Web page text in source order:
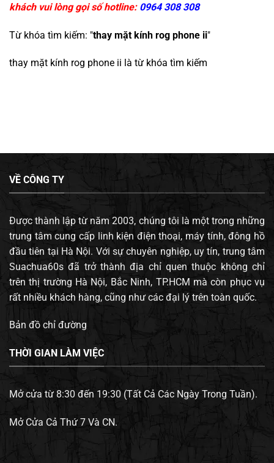
khách vui lòng gọi số hotline: 0964 308 308
Từ khóa tìm kiếm: "thay mặt kính rog phone ii"
thay mặt kính rog phone ii là từ khóa tìm kiếm
VỀ CÔNG TY
Được thành lập từ năm 2003, chúng tôi là một trong những
trung tâm cung cấp linh kiện điện thoại, máy tính, đông hồ
đầu tiên tại Hà Nội. Với sự chuyên nghiệp, uy tín, trung tâm
Suachua60s đã trở thành địa chỉ quen thuộc không chỉ
trên thị trường Hà Nội, Bắc Ninh, TP.HCM mà còn phục vụ
rất nhiều khách hàng, cũng như các đại lý trên toàn quốc.
Bản đồ chỉ đường
THỜI GIAN LÀM VIỆC
Mở cửa từ 8:30 đến 19:30 (Tất Cả Các Ngày Trong Tuần).
Mở Cửa Cả Thứ 7 Và CN.